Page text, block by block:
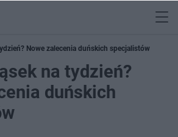
Nowe zalecenia duńskich specjalistów
na tydzień?
duńskich